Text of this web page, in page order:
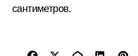
сантиметров.